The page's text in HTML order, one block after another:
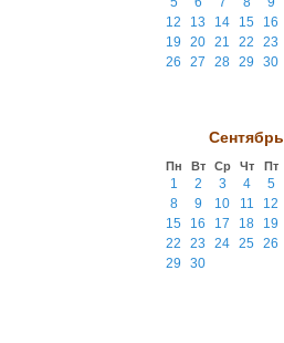
12
13 14 15 16
19
20 21 22 23
26
27 28 29 30
Сентябрь
Пн Вт Ср Чт Пт
1 2 3 4 5
8
9 10 11 12
15
16 17 18 19
22
23 24 25 26
29
30